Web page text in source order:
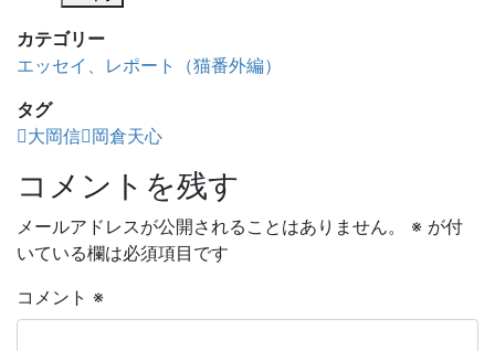
カテゴリー
エッセイ、レポート（猫番外編）
タグ
大岡信 岡倉天心
コメントを残す
メールアドレスが公開されることはありません。 ※ が付
いている欄は必須項目です
コメント ※